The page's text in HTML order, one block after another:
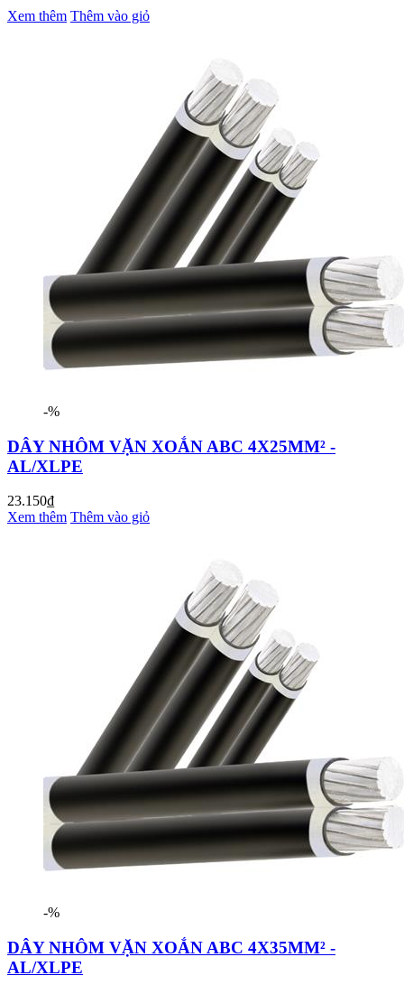
Xem thêm Thêm vào giỏ
-%
DÂY NHÔM VẶN XOẮN ABC 4X25MM² -
AL/XLPE
23.150₫
Xem thêm Thêm vào giỏ
-%
DÂY NHÔM VẶN XOẮN ABC 4X35MM² -
AL/XLPE